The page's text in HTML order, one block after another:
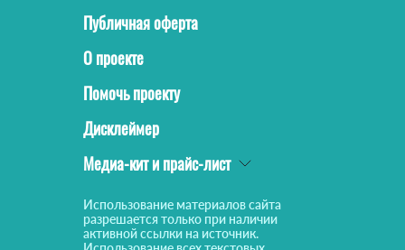
Публичная оферта
О проекте
Помочь проекту
Дисклеймер
Медиа-кит и прайс-лист
Использование материалов сайта
разрешается только при наличии
активной ссылки на источник.